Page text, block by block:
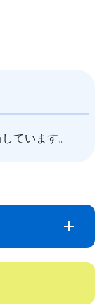
ています。